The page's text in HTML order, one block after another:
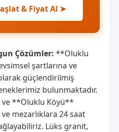
& Fiyat Al ➤
Çözümler: **Oluklu
şartlarına ve
güçlendirilmiş
bulunmaktadır.
**Oluklu Köyü**
mezarlıklara 24 saat
Lüks granit,